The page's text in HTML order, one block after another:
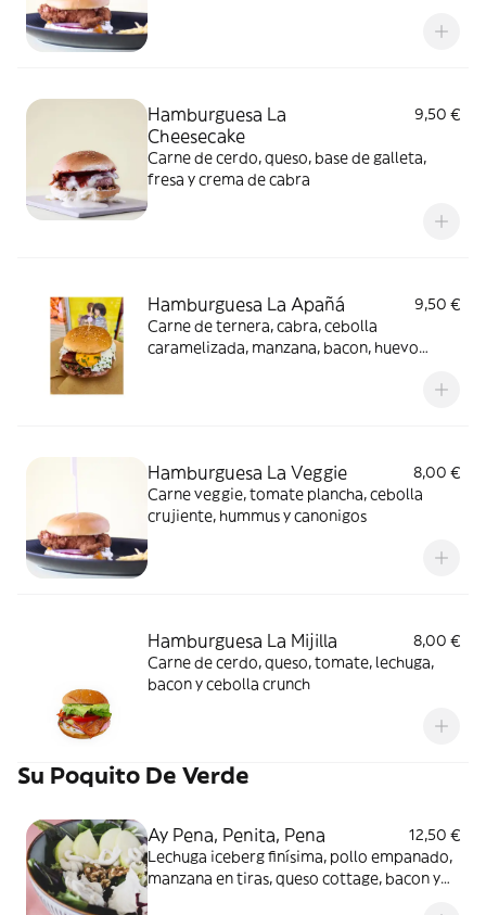
Hamburguesa La
Cheesecake
9,50 €
Carne de cerdo, queso, base de galleta,
fresa y crema de cabra
Hamburguesa La Apañá
9,50 €
Carne de ternera, cabra, cebolla
caramelizada, manzana, bacon, huevo
Hamburguesa La Veggie
8,00 €
Carne veggie, tomate plancha, cebolla
crujiente, hummus y canonigos
Hamburguesa La Mijilla
8,00 €
Carne de cerdo, queso, tomate, lechuga,
bacon y cebolla crunch
Su Poquito De Verde
Ay Pena, Penita, Pena
12,50 €
Lechuga iceberg finísima, pollo empanado,
manzana en tiras, queso cottage, bacon y